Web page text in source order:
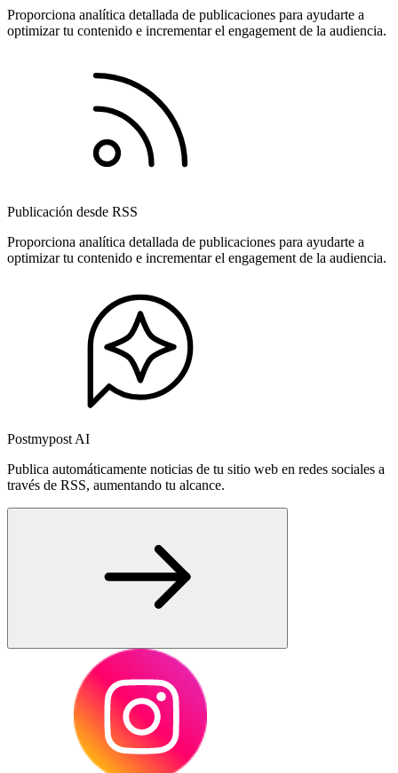
Proporciona analítica detallada de publicaciones para ayudarte a
optimizar tu contenido e incrementar el engagement de la audiencia.
Publicación desde RSS
Proporciona analítica detallada de publicaciones para ayudarte a
optimizar tu contenido e incrementar el engagement de la audiencia.
Postmypost AI
Publica automáticamente noticias de tu sitio web en redes sociales a
través de RSS, aumentando tu alcance.